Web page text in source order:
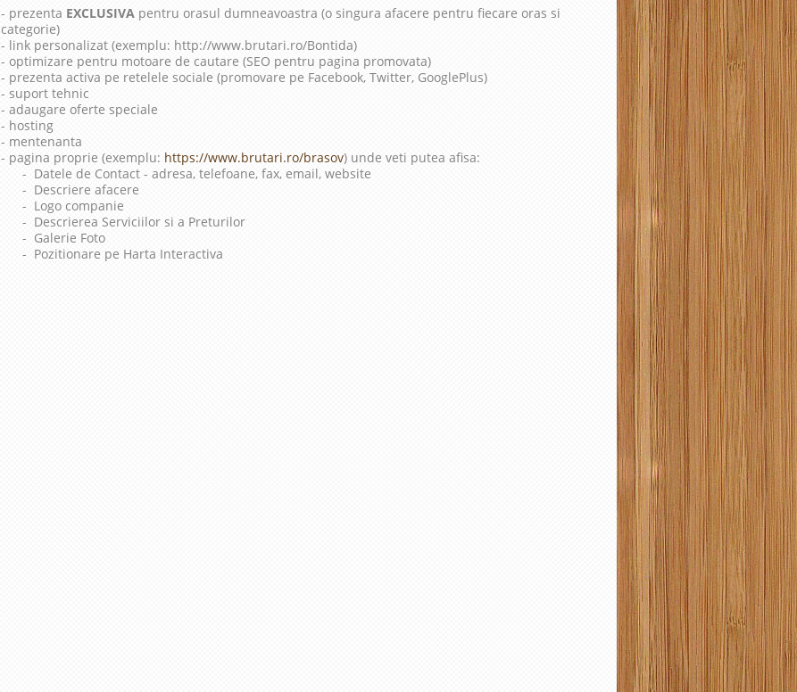
- prezenta EXCLUSIVA pentru orasul dumneavoastra (o singura afacere pentru fiecare oras si
categorie)
- link personalizat (exemplu: http://www.brutari.ro/Bontida)
- optimizare pentru motoare de cautare (SEO pentru pagina promovata)
- prezenta activa pe retelele sociale (promovare pe Facebook, Twitter, GooglePlus)
- suport tehnic
- adaugare oferte speciale
- hosting
- mentenanta
- pagina proprie (exemplu: https://www.brutari.ro/brasov) unde veti putea afisa:
- Datele de Contact - adresa, telefoane, fax, email, website
- Descriere afacere
- Logo companie
- Descrierea Serviciilor si a Preturilor
- Galerie Foto
- Pozitionare pe Harta Interactiva